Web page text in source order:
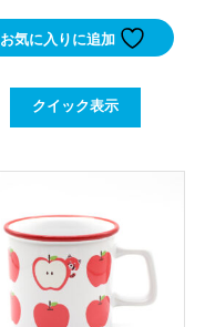
お気に入りに追加
クイック表示